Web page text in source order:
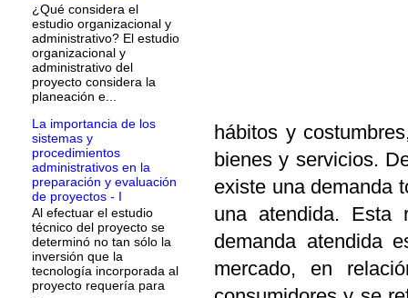
hábitos y
bienes y servicios.
existe una demanda
una atendida. Esta
demanda atendida
mercado, en
¿Qué considera el
estudio organizacional y
administrativo? El estudio
organizacional y
administrativo del
proyecto considera la
planeación e...
La importancia de los
sistemas y
procedimientos
administrativos en la
preparación y evaluación
de proyectos - I
Al efectuar el estudio
técnico del proyecto se
determinó no tan sólo la
inversión que la
tecnología incorporada al
proyecto requería para